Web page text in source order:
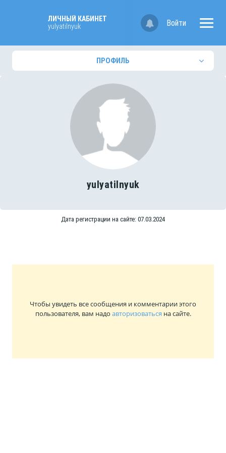
ЛИЧНЫЙ КАБИНЕТ
yulyatilnyuk
Войти
ПРОФИЛЬ
yulyatilnyuk
Дата регистрации на сайте: 07.03.2024
Чтобы увидеть все сообщения и комментарии этого
пользователя, вам надо авторизоваться на сайте.